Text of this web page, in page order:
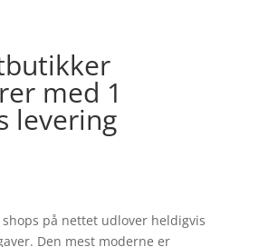
med 1
levering
på nettet udlover heldigvis
Den mest moderne er